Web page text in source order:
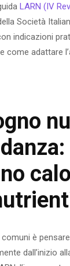
LARN (IV
Società
indicazioni
come adattare
comuni è
dall’inizio